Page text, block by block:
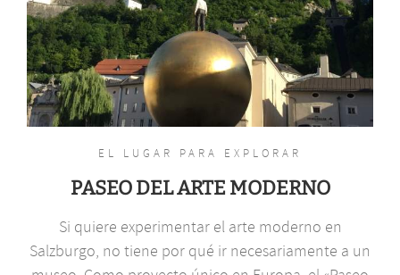
EL LUGAR PARA EXPLORAR
PASEO DEL ARTE MODERNO
Si quiere experimentar el arte moderno en
Salzburgo, no tiene por qué ir necesariamente a un